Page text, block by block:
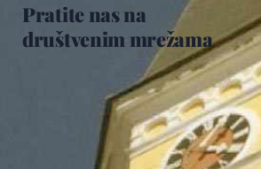
Pratite nas na
društvenim mrežama